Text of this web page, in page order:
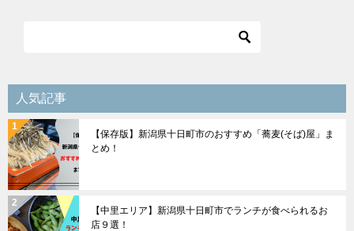
シ
ョ
ン
人気記事
【保存版】新潟県十日町市のおすすめ「蕎麦(そば)屋」ま
とめ！
【中里エリア】新潟県十日町市でランチが食べられるお
店９選！